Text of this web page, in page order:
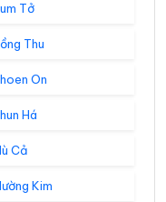
Tở
Thu
On
Há
Cả
Kim